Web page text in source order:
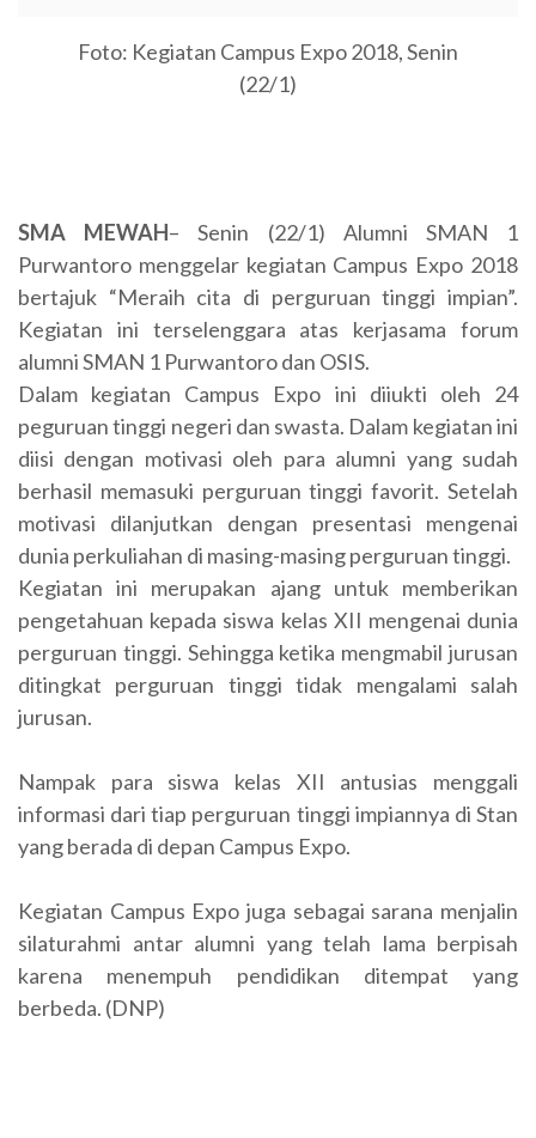
Foto: Kegiatan Campus Expo 2018, Senin
(22/1)
SMA MEWAH– Senin (22/1) Alumni SMAN 1
Purwantoro menggelar kegiatan Campus Expo 2018
bertajuk “Meraih cita di perguruan tinggi impian”.
Kegiatan ini terselenggara atas kerjasama forum
alumni SMAN 1 Purwantoro dan OSIS.
Dalam kegiatan Campus Expo ini diiukti oleh 24
peguruan tinggi negeri dan swasta. Dalam kegiatan ini
diisi dengan motivasi oleh para alumni yang sudah
berhasil memasuki perguruan tinggi favorit. Setelah
motivasi dilanjutkan dengan presentasi mengenai
dunia perkuliahan di masing-masing perguruan tinggi.
Kegiatan ini merupakan ajang untuk memberikan
pengetahuan kepada siswa kelas XII mengenai dunia
perguruan tinggi. Sehingga ketika mengmabil jurusan
ditingkat perguruan tinggi tidak mengalami salah
jurusan.
Nampak para siswa kelas XII antusias menggali
informasi dari tiap perguruan tinggi impiannya di Stan
yang berada di depan Campus Expo.
Kegiatan Campus Expo juga sebagai sarana menjalin
silaturahmi antar alumni yang telah lama berpisah
karena menempuh pendidikan ditempat yang
berbeda. (DNP)